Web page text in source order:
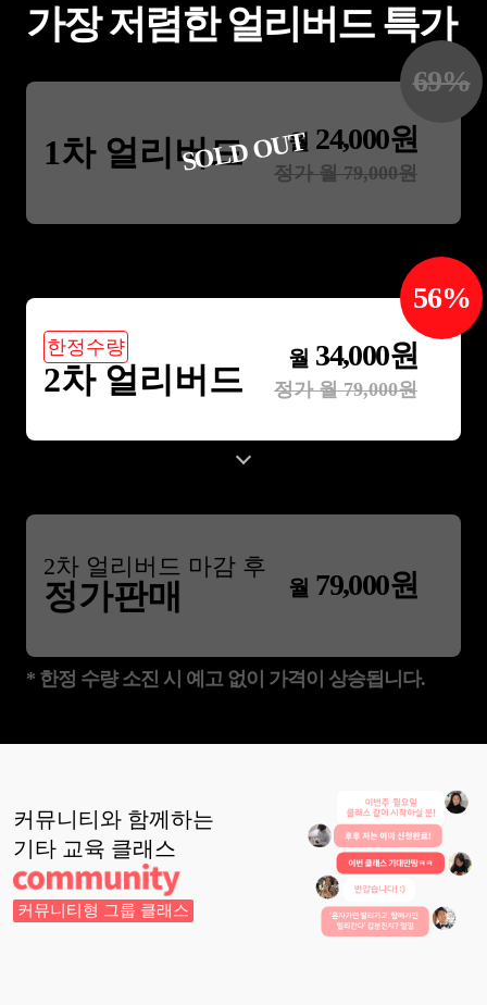
가장 저렴한 얼리버드 특가
1차 얼리버드 월 24,000원
정가 월79,000원
69%
SOLD OUT
한정수량
2차 얼리버드
월 34,000원
정가 월79,000원
56%
2차 얼리버드 마감 후
정가판매 월 79,000원
* 한정 수량 소진 시 예고 없이 가격이 상승됩니다.
커뮤니티와 함께하는
기타 교육 클래스
커뮤니티형 그룹 클래스